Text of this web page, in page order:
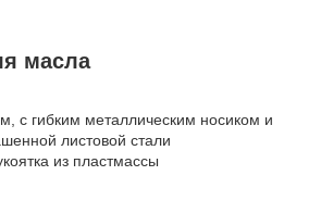
масла
с гибким металлическим носиком и
листовой стали
из пластмассы